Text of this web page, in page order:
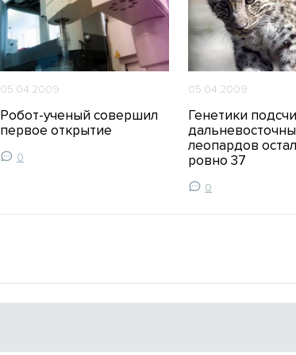
05.04.2009
Робот-ученый совершил
первое открытие
0
05.04.2009
Генетики
леопардов
ровно 37
0